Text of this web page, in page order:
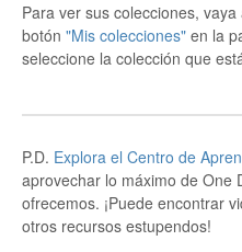
Para ver sus colecciones,
botón "Mis colecciones" en la
seleccione la colección que
P.D. Explora el Centro de
aprovechar lo máximo de One
ofrecemos. ¡Puede encontrar
otros recursos estupendos!